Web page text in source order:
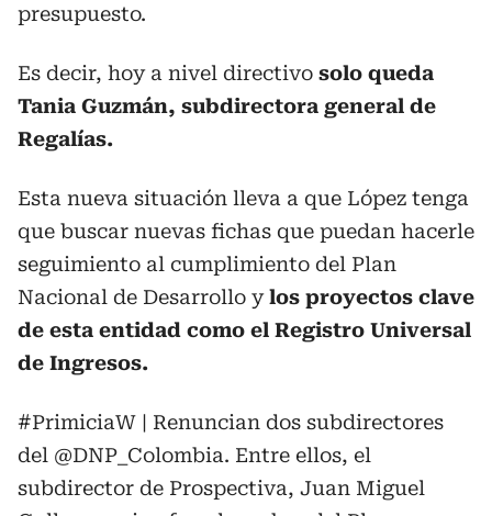
presupuesto.
Es decir, hoy a nivel directivo solo queda
Tania Guzmán, subdirectora general de
Regalías.
Esta nueva situación lleva a que López tenga
que buscar nuevas fichas que puedan hacerle
seguimiento al cumplimiento del Plan
Nacional de Desarrollo ylos proyectos clave
de esta entidad como el Registro Universal
de Ingresos.
#PrimiciaW | Renuncian dos subdirectores
del @DNP_Colombia. Entre ellos, el
subdirector de Prospectiva, Juan Miguel